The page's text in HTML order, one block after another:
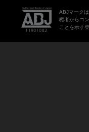
ABJマーク
権者からコ
ことを示す